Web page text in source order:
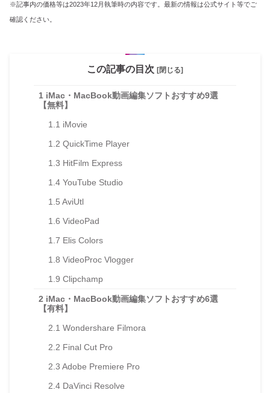
※記事内の価格等は2023年12月執筆時の内容です。最新の情報は公式サイト等でご
確認ください。
この記事の目次 [閉じる]
1 iMac・MacBook動画編集ソフトおすすめ9選
【無料】
1.1 iMovie
1.2 QuickTime Player
1.3 HitFilm Express
1.4 YouTube Studio
1.5 AviUtl
1.6 VideoPad
1.7 Elis Colors
1.8 VideoProc Vlogger
1.9 Clipchamp
2 iMac・MacBook動画編集ソフトおすすめ6選
【有料】
2.1 Wondershare Filmora
2.2 Final Cut Pro
2.3 Adobe Premiere Pro
2.4 DaVinci Resolve